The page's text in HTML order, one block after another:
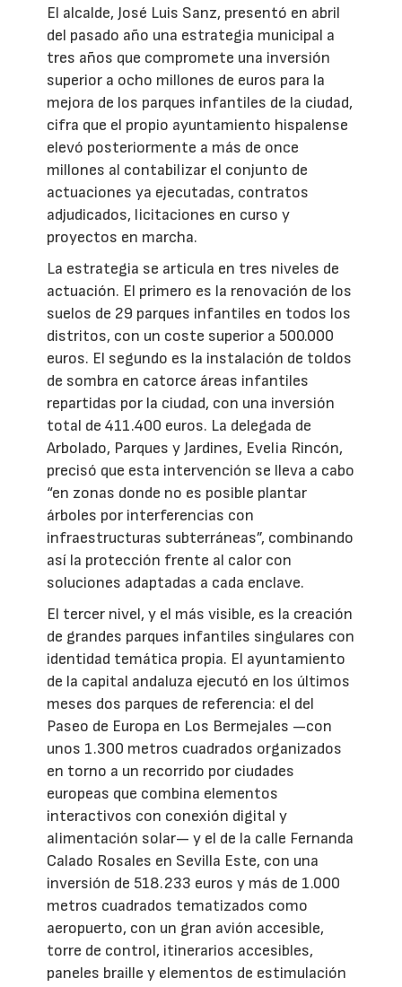
El alcalde, José Luis Sanz, presentó en abril
del pasado año una estrategia municipal a
tres años que compromete una inversión
superior a ocho millones de euros para la
mejora de los parques infantiles de la ciudad,
cifra que el propio ayuntamiento hispalense
elevó posteriormente a más de once
millones al contabilizar el conjunto de
actuaciones ya ejecutadas, contratos
adjudicados, licitaciones en curso y
proyectos en marcha.
La estrategia se articula en tres niveles de
actuación. El primero es la renovación de los
suelos de 29 parques infantiles en todos los
distritos, con un coste superior a 500.000
euros. El segundo es la instalación de toldos
de sombra en catorce áreas infantiles
repartidas por la ciudad, con una inversión
total de 411.400 euros. La delegada de
Arbolado, Parques y Jardines, Evelia Rincón,
precisó que esta intervención se lleva a cabo
“en zonas donde no es posible plantar
árboles por interferencias con
infraestructuras subterráneas”, combinando
así la protección frente al calor con
soluciones adaptadas a cada enclave.
El tercer nivel, y el más visible, es la creación
de grandes parques infantiles singulares con
identidad temática propia. El ayuntamiento
de la capital andaluza ejecutó en los últimos
meses dos parques de referencia: el del
Paseo de Europa en Los Bermejales —con
unos 1.300 metros cuadrados organizados
en torno a un recorrido por ciudades
europeas que combina elementos
interactivos con conexión digital y
alimentación solar— y el de la calle Fernanda
Calado Rosales en Sevilla Este, con una
inversión de 518.233 euros y más de 1.000
metros cuadrados tematizados como
aeropuerto, con un gran avión accesible,
torre de control, itinerarios accesibles,
paneles braille y elementos de estimulación